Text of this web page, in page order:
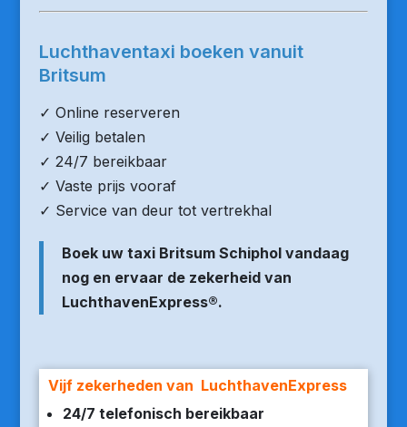
Luchthaventaxi boeken vanuit
Britsum
✓ Online reserveren
✓ Veilig betalen
✓ 24/7 bereikbaar
✓ Vaste prijs vooraf
✓ Service van deur tot vertrekhal
Boek uw taxi Britsum Schiphol vandaag
nog en ervaar de zekerheid van
LuchthavenExpress®.
Vijf zekerheden van LuchthavenExpress
24/7 telefonisch bereikbaar